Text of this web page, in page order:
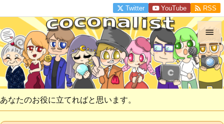
あなたのお役に立てればと思います。


メニュ


前へ
Twitter YouTube  RSS